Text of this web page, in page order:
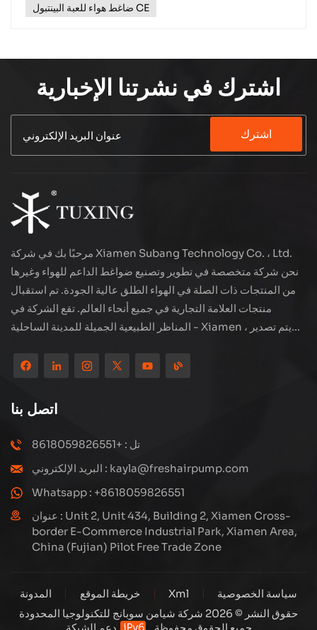
ضاغط هواء للعبة البينتبول CE
اشترك في نشرتنا الإخبارية
اشترك
مرحبًا بك في شركة Xiamen Subang Technology Co. ، Ltd.
نحن شركة متخصصة في تطوير وتصنيع ضواغط الداعم للهواء وغيرها
من المنتجات ذات الصلة في الهواء الطلق عالية الجودة. تم استقبال
منتجات العلامة التجارية في جميع أنحاء العالم. تقع الشركة في
المناظر الطبيعية الجميلة للمدينة الساحلية - Xiamen ، يتم تصدير
دولية واسعة. لدى Subang Technology فريق مبيعات محترف
ونظام خدمة فعال بعد البيع ، نحن نستكشف دائمًا ودراسة كيفية ترقية
منتجاتنا باستمرار من خلال الابتكار لتلبية الاحتياجات المتزايدة للعملاء.
التركيز الأساسي للشركة على إنتاج وتصنيع الضواغط عالية الضغط ،
تصميمها الهيكلي هو علمي ومعقول ، لضمان الأداء الفعال للمنتجات.
اتصل بنا
تل : +8618059826551
البريد الإلكتروني : kayla@freshairpump.com
Whatsapp : +8618059826551
عنوان : Unit 2, Unit 434, Building 2, Xiamen Cross-
border E-Commerce Industrial Park, Xiamen Area,
China (Fujian) Pilot Free Trade Zone
خريطة الموقع المدونة Xml
سياسة الخصوصية
حقوق النشر © 2026 شركة شيامن سوبانج للتكنولوجيا المحدودة